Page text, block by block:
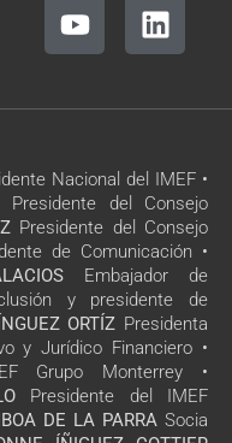
Nacional del IMEF •
Presidente del Consejo
Presidente del Consejo
de Comunicación •
Embajador de
y presidente de
ORTÍZ Presidenta
y Jurídico Financiero •
Grupo Monterrey •
Presidente del IMEF
DE LA PARRA Socia